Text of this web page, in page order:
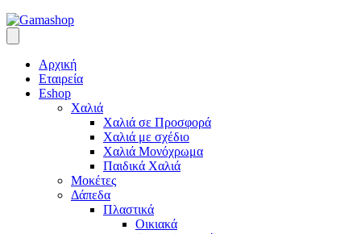
Αρχική
Εταιρεία
Eshop
Χαλιά
Χαλιά σε Προσφορά
Χαλιά με σχέδιο
Χαλιά Μονόχρωμα
Παιδικά Χαλιά
Μοκέτες
Δάπεδα
Πλαστικά
Οικιακά